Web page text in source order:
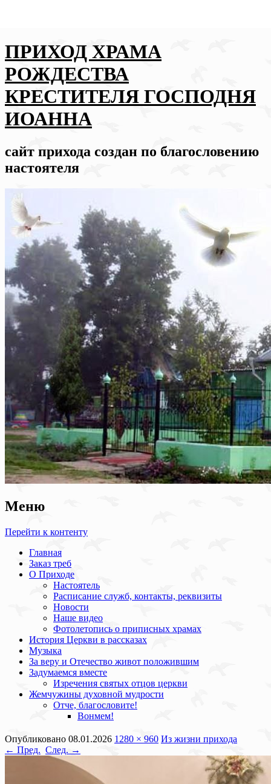
ПРИХОД ХРАМА
РОЖДЕСТВА
КРЕСТИТЕЛЯ ГОСПОДНЯ
ИОАННА
сайт прихода создан по благословению
настоятеля
Меню
Перейти к контенту
Главная
Заказ треб
О Приходе
Настоятель
Расписание служб, контакты, реквизиты
Новости
Наше видео
Фотолетопись о приписных храмах
История Церкви в рассказах
Музыка
За веру и Отечество живот положившим
Задумаемся вместе
Изречения святых отцов церкви
Жемчужины духовной мудрости
Отче, благословите!
Вонмем!
Опубликовано 08.01.2026 1280 × 960 Из жизни прихода
← Пред. След. →